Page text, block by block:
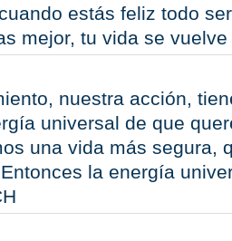
estás feliz todo
mejor, tu vida se
nuestra acción,
universal de que
una vida más segura,
la energía